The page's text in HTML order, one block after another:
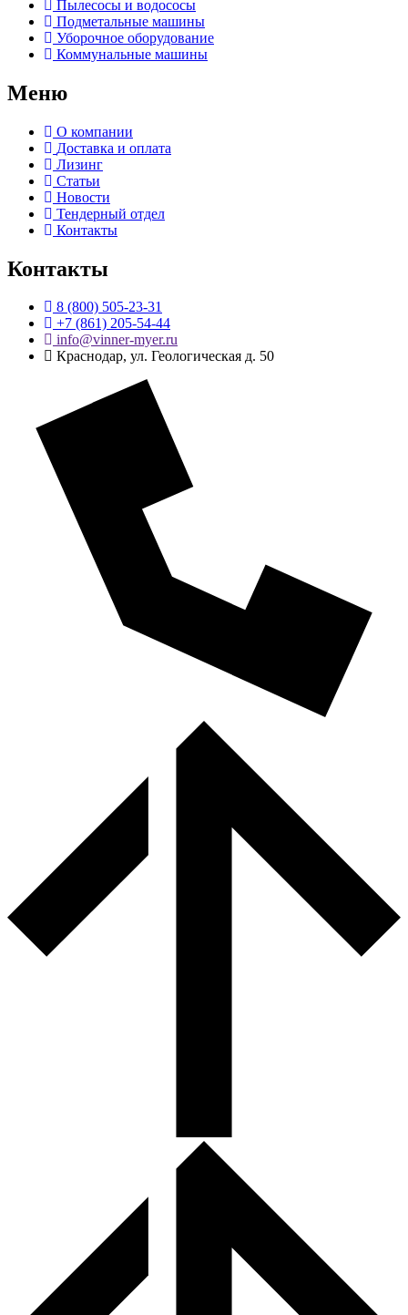
Пылесосы и водососы
Подметальные машины
Уборочное оборудование
Коммунальные машины
Меню
О компании
Доставка и оплата
Лизинг
Статьи
Новости
Тендерный отдел
Контакты
Контакты
8 (800) 505-23-31
+7 (861) 205-54-44
info@vinner-myer.ru
Краснодар, ул. Геологическая д. 50